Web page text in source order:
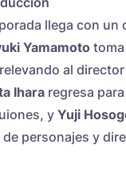
llega con un
Yamamoto
al
Ihara regresa
y Yuji
personajes y